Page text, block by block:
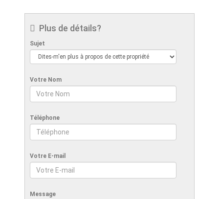
Plus de détails?
Sujet
Votre Nom
Téléphone
Votre E-mail
Message